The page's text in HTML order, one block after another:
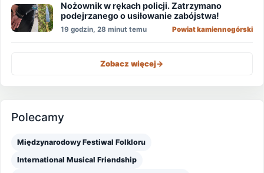
Nożownik w rękach policji. Zatrzymano
podejrzanego o usiłowanie zabójstwa!
19 godzin, 28 minut temu Powiat kamiennogórski
Zobacz więcej->
Polecamy
Międzynarodowy Festiwal Folkloru
International Musical Friendship